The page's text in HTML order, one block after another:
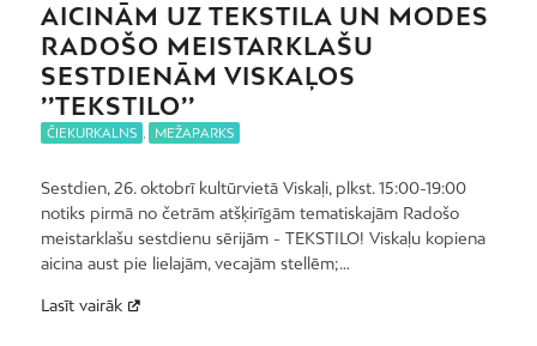
AICINĀM UZ TEKSTILA UN MODES
RADOŠO MEISTARKLAŠU
SESTDIENĀM VISKAĻOS
’’TEKSTILO’’
ČIEKURKALNS MEŽAPARKS
Sestdien, 26. oktobrī kultūrvietā Viskaļi, plkst. 15:00-19:00
notiks pirmā no četrām atšķirīgām tematiskajām Radošo
meistarklašu sestdienu sērijām - TEKSTILO! Viskaļu kopiena
aicina aust pie lielajām, vecajām stellēm;…
Lasīt vairāk